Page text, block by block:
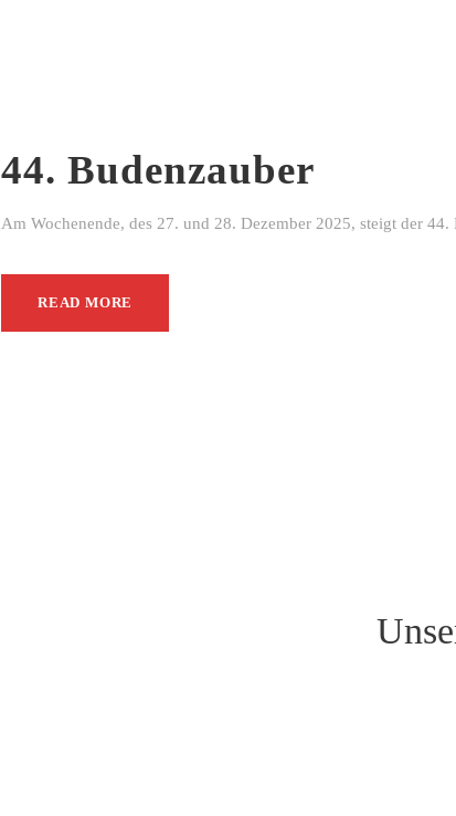
44. Budenzauber
Am Wochenende, des 27. und 28. Dezember 2025, steigt der
READ MORE